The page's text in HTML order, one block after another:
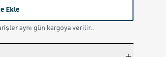
Ekle
aynı gün kargoya verilir..